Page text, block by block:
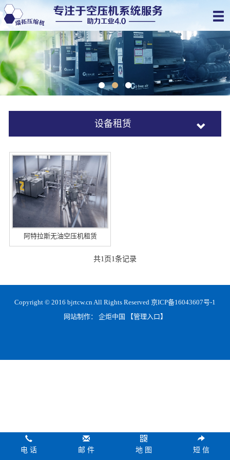
设备租赁
螺杆式空气压缩机
移动式空气压缩机
发电机
无油空压机租赁
阿特拉斯无油空压机租赁
共1 页 1条记录
Copyright © 2016 bjrtcw.cn All Rights Reserved 京ICP备16043607号-1
网站制作： 企炬中国 【管理入口】
电 话 邮 件 地 图 短 信